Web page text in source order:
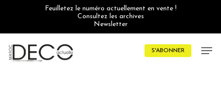
Feuilletez le numéro actuellement en vente !
Consultez les archives
Newsletter
S'ABONNER